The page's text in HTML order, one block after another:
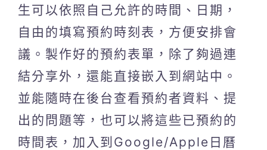
生可以依照自己允許的時間、日期，
自由的填寫預約時刻表，方便安排會
議。製作好的預約表單，除了夠過連
結分享外，還能直接嵌入到網站中。
並能隨時在後台查看預約者資料、提
出的問題等，也可以將這些已預約的
時間表，加入到Google/Apple日曆